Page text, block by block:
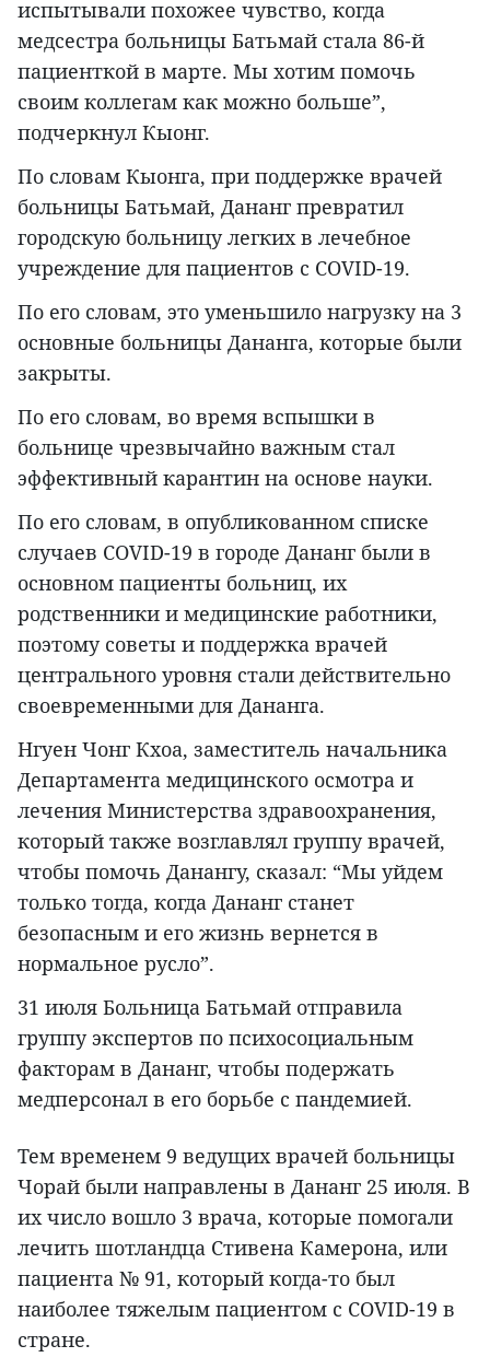
испытывали похожее чувство, когда
медсестра больницы Батьмай стала 86-й
пациенткой в марте. Мы хотим помочь
своим коллегам как можно больше”,
подчеркнул Кыонг.
По словам Кыонга, при поддержке врачей
больницы Батьмай, Дананг превратил
городскую больницу легких в лечебное
учреждение для пациентов с COVID-19.
По его словам, это уменьшило нагрузку на 3
основные больницы Дананга, которые были
закрыты.
По его словам, во время вспышки в
больнице чрезвычайно важным стал
эффективный карантин на основе науки.
По его словам, в опубликованном списке
случаев COVID-19 в городе Дананг были в
основном пациенты больниц, их
родственники и медицинские работники,
поэтому советы и поддержка врачей
центрального уровня стали действительно
своевременными для Дананга.
Нгуен Чонг Кхоа, заместитель начальника
Департамента медицинского осмотра и
лечения Министерства здравоохранения,
который также возглавлял группу врачей,
чтобы помочь Данангу, сказал: “Мы уйдем
только тогда, когда Дананг станет
безопасным и его жизнь вернется в
нормальное русло”.
31 июля Больница Батьмай отправила
группу экспертов по психосоциальным
факторам в Дананг, чтобы подержать
медперсонал в его борьбе с пандемией.
Тем временем 9 ведущих врачей больницы
Чорай были направлены в Дананг 25 июля. В
их число вошло 3 врача, которые помогали
лечить шотландца Стивена Камерона, или
пациента № 91, который когда-то был
наиболее тяжелым пациентом с COVID-19 в
стране.